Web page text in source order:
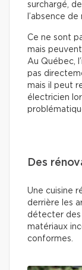
surchargé,
l’absence
Ce ne sont
mais
Au Québec,
pas
mais il peut
électricien
Des
Une cuisine
derrière les
détecter des
matériaux
conformes.